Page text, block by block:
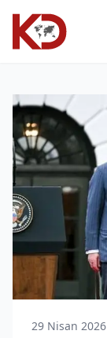
29 Nisan 2026